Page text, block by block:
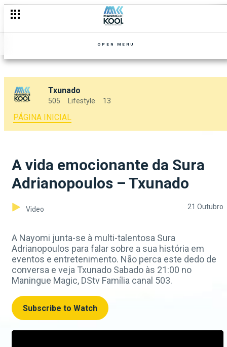
OPEN MENU
Txunado
505 Lifestyle 13
PÁGINA INICIAL
A vida emocionante da Sura
Adrianopoulos – Txunado
Video 21 Outubro
A Nayomi junta-se à multi-talentosa Sura
Adrianopoulos para falar sobre a sua história em
eventos e entretenimento. Não perca este dedo de
conversa e veja Txunado Sabado às 21:00 no
Maningue Magic, DStv Família canal 503.
Subscribe to Watch